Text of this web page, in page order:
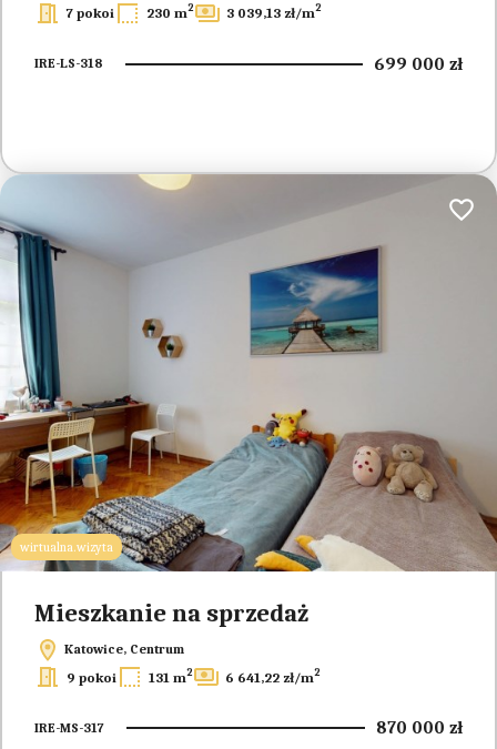
7 pokoi 230 m2 3 039,13 zł/m2
IRE-LS-318 699 000 zł
wirtualna.wizyta
Dodaj
Mieszkanie na sprzedaż
Katowice, Centrum
9 pokoi 131 m2 6 641,22 zł/m2
IRE-MS-317 870 000 zł